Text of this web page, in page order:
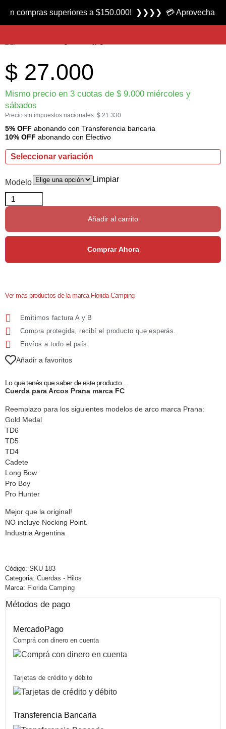
Producto nuevo
Cuerda para Arco Prana marca Florida Camping
$ 27.000
Mismo precio en 3 cuotas de $9.000 miércoles y
sábados
Precio sin impuestos nacionales: $ 21.330
5% OFF abonando con Transferencia bancaria
10% OFF abonando con Efectivo
Seleccionar variación
Modelo Limpiar
Añadir al carrito
Comprar Ahora
Ver más productos de la marca Florida Camping
Emitimos factura A y B
Compra protegida, recibí el producto que esperás.
Envíos a todo el país
Añadir a favoritos
Lo que tenés que saber de este producto…
Cuerda para Arcos Prana marca FC
Reemplazo para los siguientes modelos de arco marca Prana:
Gold Medal
TD6
TD5
TD4
Cadete
Long Bow
Pro Boy
Pro Hunter
Mejor que la original!
NO incluye Nocking Point.
Industria Argentina
Código: SKU 183
Categoria: Cuerdas - Hilos
Marca: Florida Camping
Métodos de pago
MercadoPago
Comprá con dinero en cuenta
Tarjetas de crédito y débito
Transferencia Bancaria
superiores a $150.000! ❯❯❯❯ 💳 Aprovecha las 3